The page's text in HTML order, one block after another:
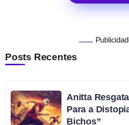
Posts Recentes
Anitta
Para a
Bichos”